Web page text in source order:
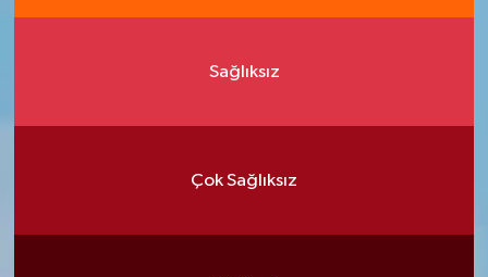
Sağlıksız
Çok Sağlıksız